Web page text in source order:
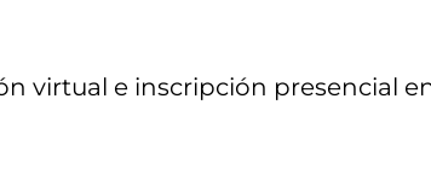
virtual e inscripción presencial